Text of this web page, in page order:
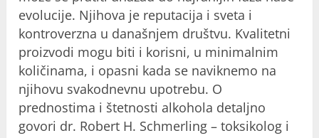
evolucije. Njihova je reputacija i sveta i
kontroverzna u današnjem društvu. Kvalitetni
proizvodi mogu biti i korisni, u minimalnim
količinama, i opasni kada se naviknemo na
njihovu svakodnevnu upotrebu. O
prednostima i štetnosti alkohola detaljno
govori dr. Robert H. Schmerling – toksikolog i